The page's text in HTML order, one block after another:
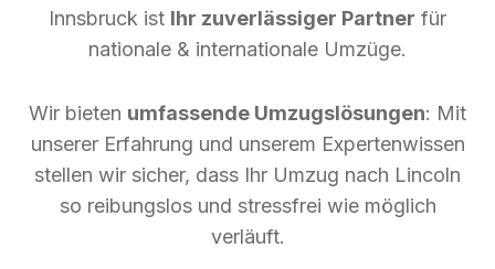
Innsbruck ist Ihr zuverlässiger Partner für
nationale & internationale Umzüge.
Wir bieten umfassende Umzugslösungen: Mit
unserer Erfahrung und unserem Expertenwissen
stellen wir sicher, dass Ihr Umzug nach Lincoln
so reibungslos und stressfrei wie möglich
verläuft.